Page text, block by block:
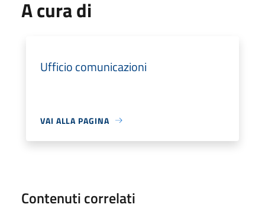
A cura di
Ufficio comunicazioni
VAI ALLA PAGINA
Contenuti correlati